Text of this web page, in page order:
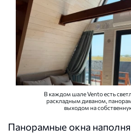
В каждом шале Vento есть
раскладным диваном,
выходом на
Панорамные окна